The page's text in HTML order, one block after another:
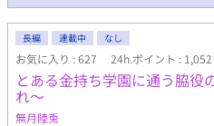
BLコメディ。全年齢・純愛です
『カクヨム』にも掲載しています
長編 連載中 なし
お気に入り : 627 24h.ポイント : 1,052
とある金持ち学園に通う脇役
れ～
無月陸兎